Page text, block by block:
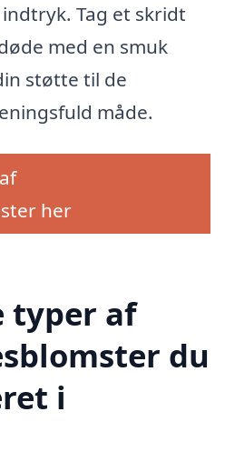
Tag et skridt
med en smuk
støtte til de
måde.
her
typer af
du
i